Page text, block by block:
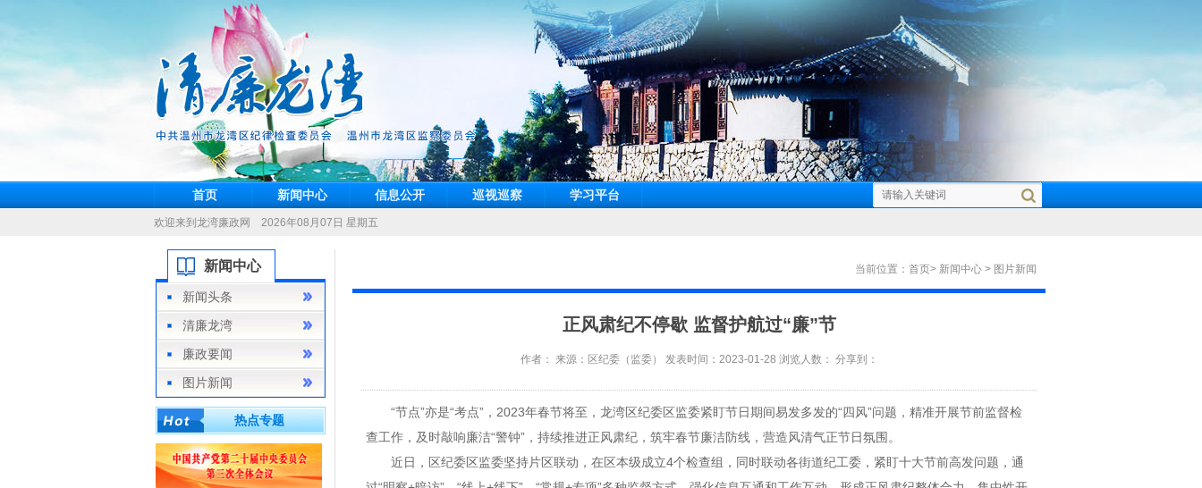
首页 新闻中心 信息公开 巡视巡察 学习平台
欢迎来到龙湾廉政网 2026年08月07日 星期五
新闻中心
新闻头条
清廉龙湾
廉政要闻
图片新闻
热点专题
当前位置： 首页> 新闻中心 > 图片新闻
正风肃纪不停歇 监督护航过“廉”节
作者： 来源：区纪委（监委） 发表时间：2023-01-28 浏览人数： 分享到：
“节点”亦是“考点”，2023年春节将至，龙湾区纪委区监委紧盯节日期间易发多发的“四风”问题，精准开展节前监督检
查工作，及时敲响廉洁“警钟”，持续推进正风肃纪，筑牢春节廉洁防线，营造风清气正节日氛围。
近日，区纪委区监委坚持片区联动，在区本级成立4个检查组，同时联动各街道纪工委，紧盯十大节前高发问题，通